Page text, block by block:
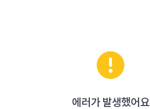
에러가 발생했어요